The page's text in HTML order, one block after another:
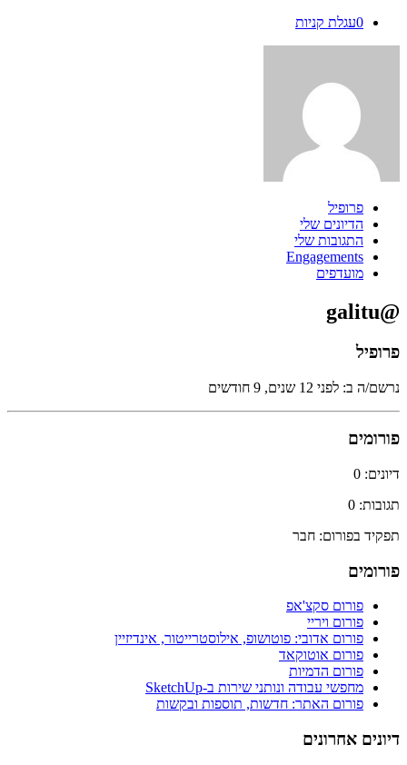
0עגלת קניות
פרופיל
הדיונים שלי
התגובות שלי
Engagements
מועדפים
@galitu
פרופיל
נרשם/ה ב: לפני 12 שנים, 9 חודשים
פורומים
דיונים: 0
תגובות: 0
תפקיד בפורום: חבר
פורומים
פורום סקצ'אפ
פורום ויריי
פורום אדובי: פוטושופ, אילוסטרייטור, אינדיזיין
פורום אוטוקאד
פורום הדמיות
מחפשי עבודה ונותני שירות ב-SketchUp
פורום האתר: חדשות, תוספות ובקשות
דיונים אחרונים